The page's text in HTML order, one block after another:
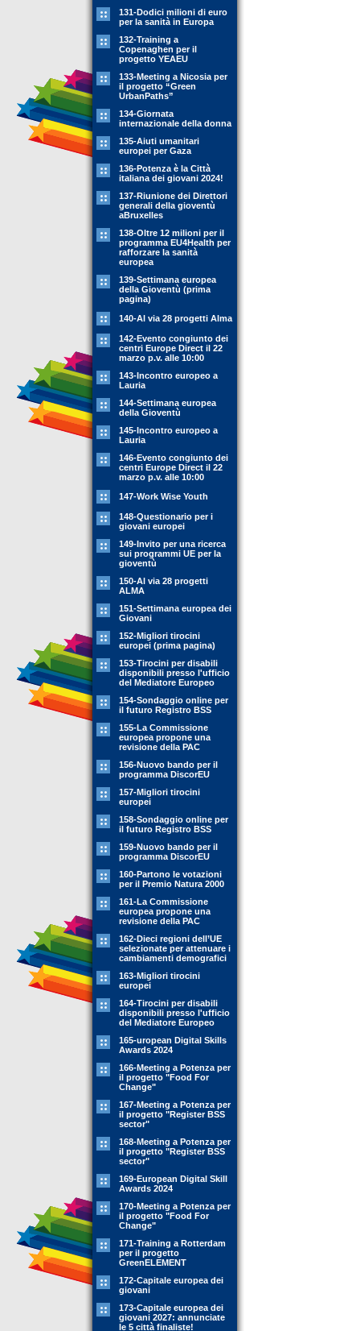
131-Dodici milioni di euro
per la sanità in Europa
132-Training a
Copenaghen per il
progetto YEAEU
133-Meeting a Nicosia per
il progetto “Green
UrbanPaths”
134-Giornata
internazionale della donna
135-Aiuti umanitari
europei per Gaza
136-Potenza è la Città
italiana dei giovani 2024!
137-Riunione dei Direttori
generali della gioventù
aBruxelles
138-Oltre 12 milioni per il
programma EU4Health per
rafforzare la sanità
europea
139-Settimana europea
della Gioventù (prima
pagina)
140-Al via 28 progetti Alma
142-Evento congiunto dei
centri Europe Direct il 22
marzo p.v. alle 10:00
143-Incontro europeo a
Lauria
144-Settimana europea
della Gioventù
145-Incontro europeo a
Lauria
146-Evento congiunto dei
centri Europe Direct il 22
marzo p.v. alle 10:00
147-Work Wise Youth
148-Questionario per i
giovani europei
149-Invito per una ricerca
sui programmi UE per la
gioventù
150-Al via 28 progetti
ALMA
151-Settimana europea dei
Giovani
152-Migliori tirocini
europei (prima pagina)
153-Tirocini per disabili
disponibili presso l'ufficio
del Mediatore Europeo
154-Sondaggio online per
il futuro Registro BSS
155-La Commissione
europea propone una
revisione della PAC
156-Nuovo bando per il
programma DiscorEU
157-Migliori tirocini
europei
158-Sondaggio online per
il futuro Registro BSS
159-Nuovo bando per il
programma DiscorEU
160-Partono le votazioni
per il Premio Natura 2000
161-La Commissione
europea propone una
revisione della PAC
162-Dieci regioni dell’UE
selezionate per attenuare i
cambiamenti demografici
163-Migliori tirocini
europei
164-Tirocini per disabili
disponibili presso l'ufficio
del Mediatore Europeo
165-uropean Digital Skills
Awards 2024
166-Meeting a Potenza per
il progetto "Food For
Change"
167-Meeting a Potenza per
il progetto "Register BSS
sector"
168-Meeting a Potenza per
il progetto "Register BSS
sector"
169-European Digital Skill
Awards 2024
170-Meeting a Potenza per
il progetto "Food For
Change"
171-Training a Rotterdam
per il progetto
GreenELEMENT
172-Capitale europea dei
giovani
173-Capitale europea dei
giovani 2027: annunciate
le 5 città finaliste!